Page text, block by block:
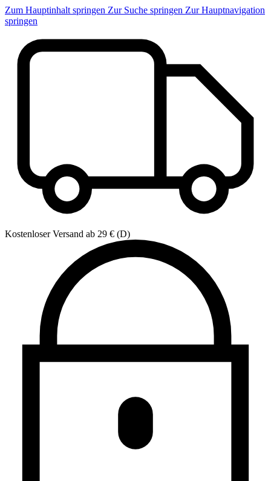
Zum Hauptinhalt springen Zur Suche springen Zur Hauptnavigation
springen
Kostenloser Versand ab 29 € (D)